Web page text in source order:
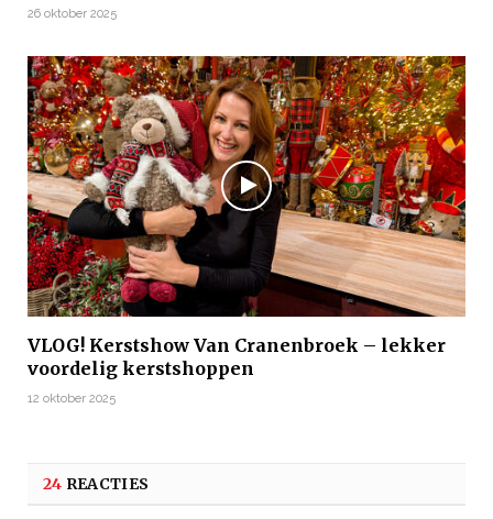
26 oktober 2025
VLOG! Kerstshow Van Cranenbroek – lekker
voordelig kerstshoppen
12 oktober 2025
24 REACTIES